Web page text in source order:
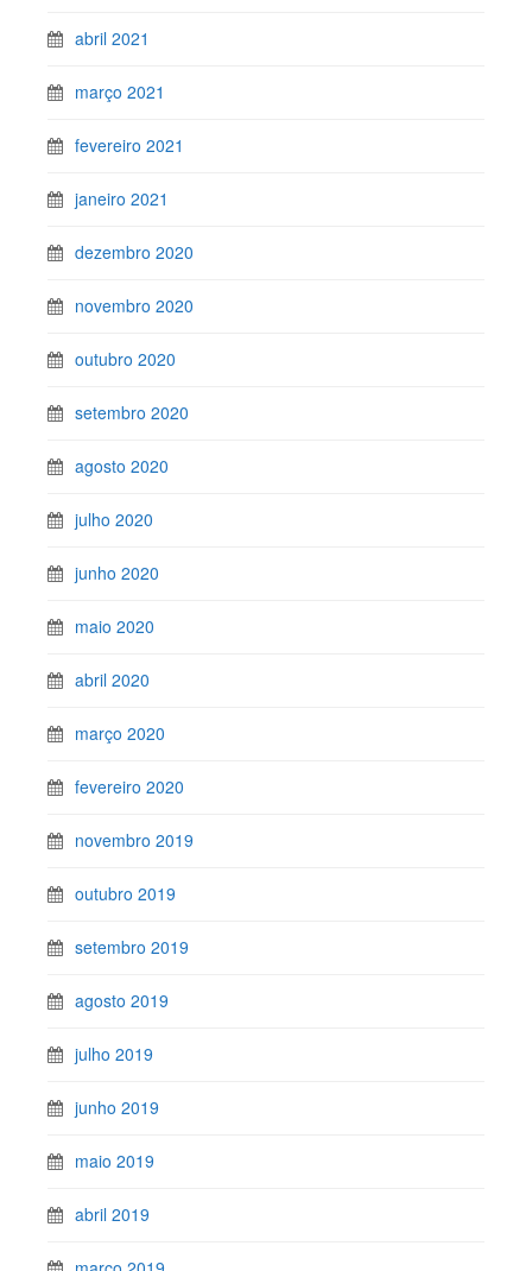
abril 2021
março 2021
fevereiro 2021
janeiro 2021
dezembro 2020
novembro 2020
outubro 2020
setembro 2020
agosto 2020
julho 2020
junho 2020
maio 2020
abril 2020
março 2020
fevereiro 2020
novembro 2019
outubro 2019
setembro 2019
agosto 2019
julho 2019
junho 2019
maio 2019
abril 2019